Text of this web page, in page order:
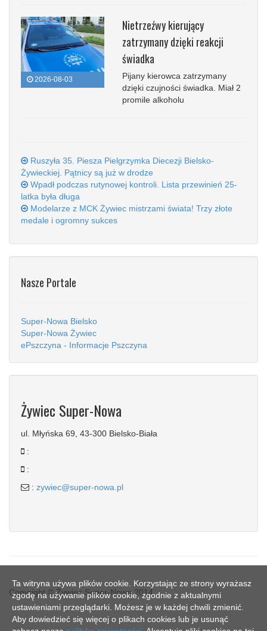
2026-08-03
Nietrzeźwy kierujący
zatrzymany dzięki reakcji
świadka
Pijany kierowca zatrzymany
dzięki czujności świadka. Miał 2
promile alkoholu
Ruszyła 35. Piesza Pielgrzymka Diecezji Bielsko-
Żywieckiej. Pątnicy są już w drodze
Wpadł podczas rutynowej kontroli. Lista przewinień 25-
latka była długa
Modelarze z MCK Żywiec mistrzami świata! Trzy złote
medale i ogromny sukces
Nasze Portale
Super-Nowa Bielsko
Super-Nowa Żywiec
ePszczyna - Informacje Pszczyna
Żywiec Super-Nowa
ul. Młyńska 69, 43-300 Bielsko-Biała
:
:
: zywiec@super-nowa.pl
Copyright © Żywiec Super-Nowa 2014
Ta witryna używa plików cookie. Korzystając ze strony wyrażasz
zgodę na używanie plików cookie, zgodnie z aktualnymi
ustawieniami przeglądarki. Możesz je w każdej chwili zmienić.
Aby dowiedzieć się więcej o plikach cookies lub je usunąć